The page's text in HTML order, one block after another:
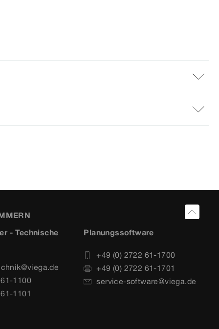
- Technische
1100
1101
Planungssoftware
+49 (0) 2722 61-1700
+49 (0) 2722 61-1701
service-software@viega.de